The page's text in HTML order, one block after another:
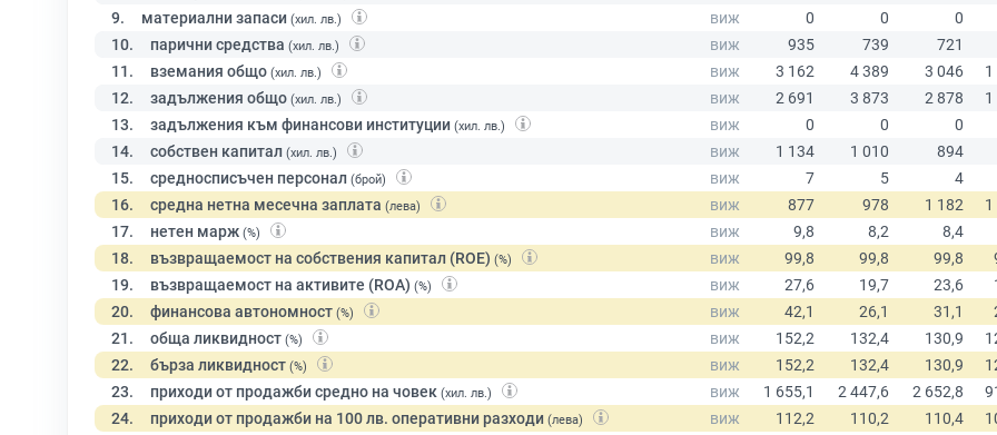
9. материални запаси (хил. лв.)
10. парични средства (хил. лв.)
11. вземания общо (хил. лв.)
12. задължения общо (хил. лв.)
13. задължения към финансови институции (хил. лв.)
14. собствен капитал (хил. лв.)
15. средносписъчен персонал (брой)
16. средна нетна месечна заплата (лева)
17. нетен марж (%)
18. възвращаемост на собствения капитал (ROE) (%)
19. възвращаемост на активите (ROA) (%)
20. финансова автономност (%)
21. обща ликвидност (%)
22. бърза ликвидност (%)
23. приходи от продажби средно на човек (хил. лв.)
24. приходи от продажби на 100 лв. оперативни разходи (лева)